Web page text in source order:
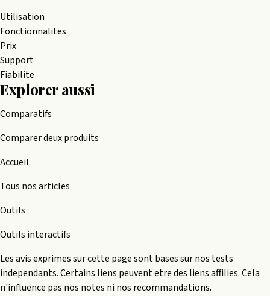
Utilisation
Fonctionnalites
Prix
Support
Fiabilite
Explorer aussi
Comparatifs
Comparer deux produits
Accueil
Tous nos articles
Outils
Outils interactifs
Les avis exprimes sur cette page sont bases sur nos tests
independants. Certains liens peuvent etre des liens affilies. Cela
n'influence pas nos notes ni nos recommandations.